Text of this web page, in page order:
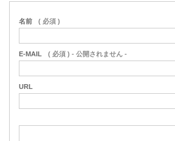
名前 ( 必須 )
E-MAIL ( 必須 ) - 公開されません -
URL